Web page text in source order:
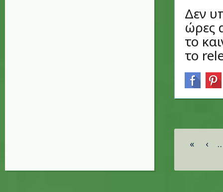
Δεν
ώρες
το
το
Σελίδες
« ‹